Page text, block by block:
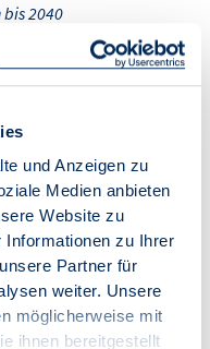
und Anzeigen zu
Medien anbieten
Website zu
Informationen zu Ihrer
Partner für
weiter. Unsere
möglicherweise mit
ihnen bereitgestellt
bis 2040
auch der vollständige
2040, also vier
Die
Heizungen soll nur
EU-Pläne weiter.
für Neubauten
alle Neubauten
einhalten.